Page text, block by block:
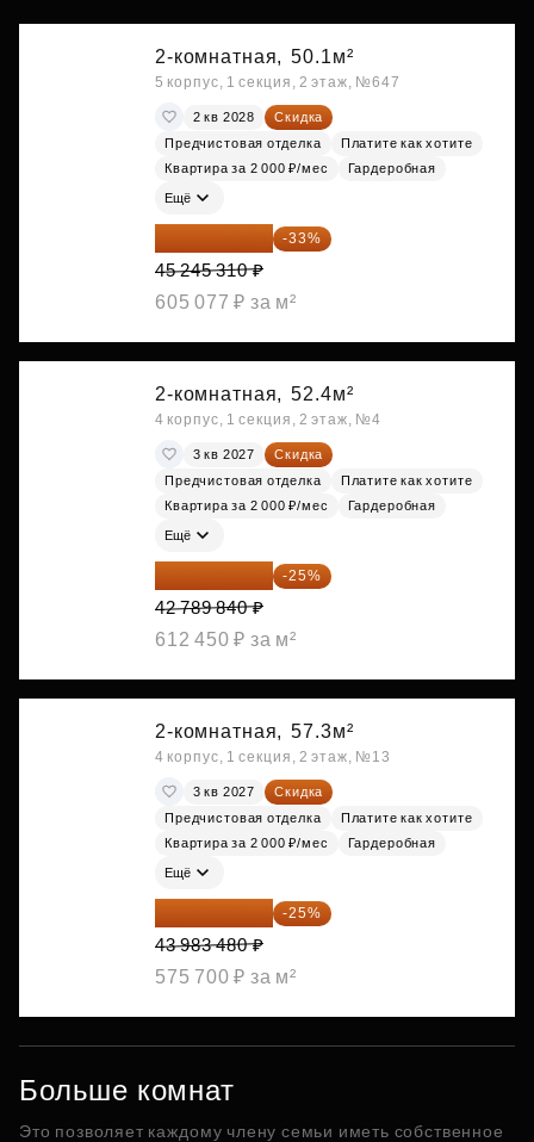
2-комнатная, 50.1м²
5 корпус, 1 секция, 2 этаж, №647
2 кв 2028
Скидка
Предчистовая отделка
Платите как хотите
Квартира за 2 000 ₽/мес
Гардеробная
Ещё
30 314 358 ₽ -33%
45 245 310 ₽
605 077 ₽ за м²
2-комнатная, 52.4м²
4 корпус, 1 секция, 2 этаж, №4
3 кв 2027
Скидка
Предчистовая отделка
Платите как хотите
Квартира за 2 000 ₽/мес
Гардеробная
Ещё
32 092 380 ₽ -25%
42 789 840 ₽
612 450 ₽ за м²
2-комнатная, 57.3м²
4 корпус, 1 секция, 2 этаж, №13
3 кв 2027
Скидка
Предчистовая отделка
Платите как хотите
Квартира за 2 000 ₽/мес
Гардеробная
Ещё
32 987 610 ₽ -25%
43 983 480 ₽
575 700 ₽ за м²
Больше комнат
Это позволяет каждому члену семьи иметь собственное